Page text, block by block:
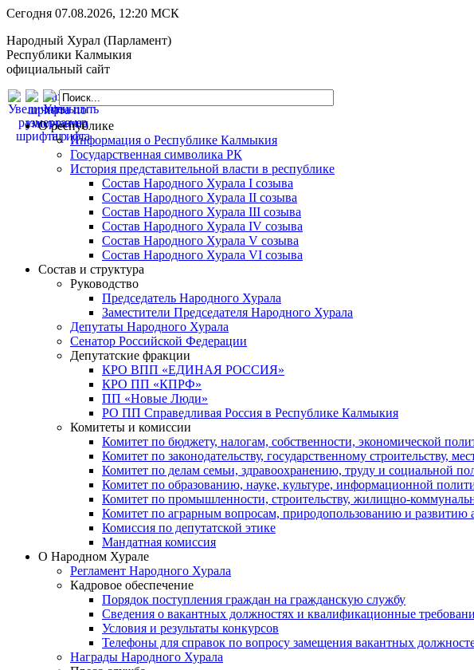
Сегодня 07.08.2026, 12:20 МСК
Народный Хурал (Парламент)
Республики Калмыкия
официальный сайт
О республике
Информация о Республике Калмыкия
Государственная символика РК
История представительной власти в республике
Состав Народного Хурала I созыва
Состав Народного Хурала II созыва
Состав Народного Хурала III созыва
Состав Народного Хурала IV созыва
Состав Народного Хурала V созыва
Состав Народного Хурала VI созыва
Состав и структура
Руководство
Председатель Народного Хурала
Заместители Председателя Народного Хурала
Депутаты Народного Хурала
Сенатор Российской Федерации
Депутатские фракции
КРО ВПП «ЕДИНАЯ РОССИЯ»
КРО ПП «КПРФ»
ПП «Новые Люди»
РО ПП Справедливая Россия в Республике Калмыкия
Комитеты и комиссии
Комитет по бюджету, налогам, собственности, экономической
Комитет по законодательству, государственному строительству,
Комитет по делам семьи, здравоохранению, труду и социальной
Комитет по образованию, науке, культуре, информационной
Комитет по промышленности, строительству, жилищно-
Комитет по аграрным вопросам, природопользованию и развитию
Комиссия по депутатской этике
Мандатная комиссия
О Народном Хурале
Регламент Народного Хурала
Кадровое обеспечение
Порядок поступления граждан на гражданскую службу
Сведения о вакантных должностях и квалификационные
Условия и результаты конкурсов
Телефоны для справок по вопросу замещения вакантных
Награды Народного Хурала